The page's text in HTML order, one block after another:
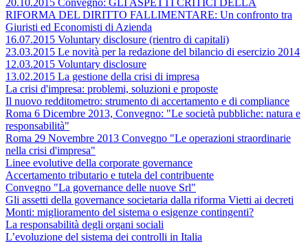
20.10.2015 Convegno: GLI ASPETTI CRITICI DELLA
RIFORMA DEL DIRITTO FALLIMENTARE: Un confronto tra
Giuristi ed Economisti di Azienda
16.07.2015 Voluntary disclosure (rientro di capitali)
23.03.2015 Le novità per la redazione del bilancio di esercizio 2014
12.03.2015 Voluntary disclosure
13.02.2015 La gestione della crisi di impresa
La crisi d'impresa: problemi, soluzioni e proposte
Il nuovo redditometro: strumento di accertamento e di compliance
Roma 6 Dicembre 2013, Convegno: "Le società pubbliche: natura e
responsabilità"
Roma 29 Novembre 2013 Convegno "Le operazioni straordinarie
nella crisi d'impresa"
Linee evolutive della corporate governance
Accertamento tributario e tutela del contribuente
Convegno "La governance delle nuove Srl"
Gli assetti della governance societaria dalla riforma Vietti ai decreti
Monti: miglioramento del sistema o esigenze contingenti?
La responsabilità degli organi sociali
L’evoluzione del sistema dei controlli in Italia